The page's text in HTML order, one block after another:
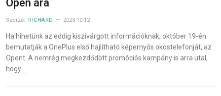
Open ára
Szerző: RICHÁRD 2023-10-12
Ha hihetünk az eddig kiszivárgott információknak, október 19-én
bemutatják a OnePlus első hajlítható képernyős okostelefonját, az
Opent. A nemrég megkezdődött promóciós kampány is arra utal,
hogy…